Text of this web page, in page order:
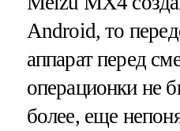
Android, то
аппарат перед
операционки не
более, еще